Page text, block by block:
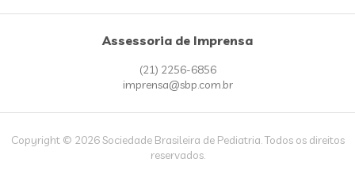
Assessoria de Imprensa
(21) 2256-6856
imprensa@sbp.com.br
Copyright © 2026 Sociedade Brasileira de Pediatria. Todos os direitos
reservados.